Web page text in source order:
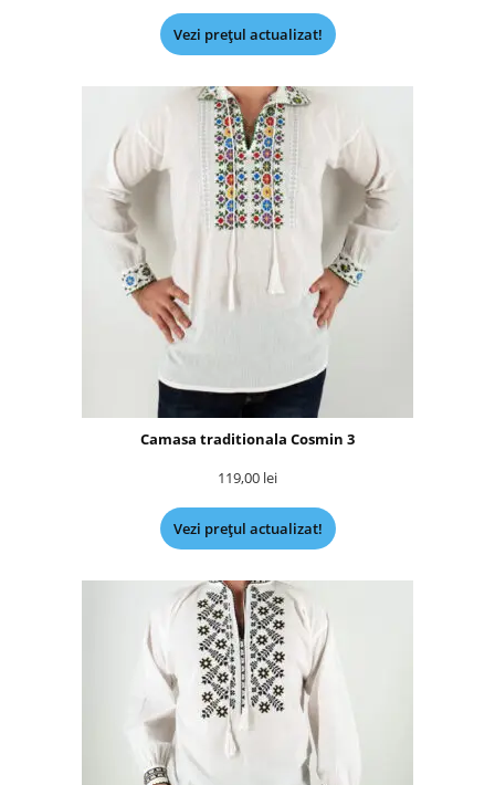
Vezi prețul actualizat!
Camasa traditionala Cosmin 3
119,00 lei
Vezi prețul actualizat!